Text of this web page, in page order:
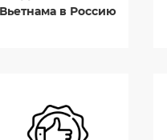
Вьетнама в Россию